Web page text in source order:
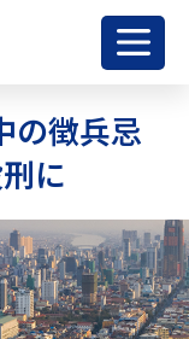
の徴兵忌
に